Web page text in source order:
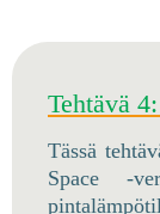
Tehtävä
Tässä
Space -